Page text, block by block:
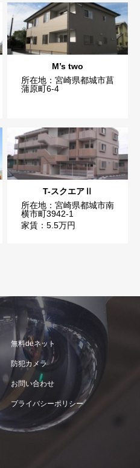
M’s two
所在地：宮崎県都城市菖
蒲原町6-4
T-スクエアⅡ
所在地：宮崎県都城市南
横市町3942-1
家賃：5.5万円
無料deネット
防犯カメラ
お問い合わせ
プライバシーポリシー